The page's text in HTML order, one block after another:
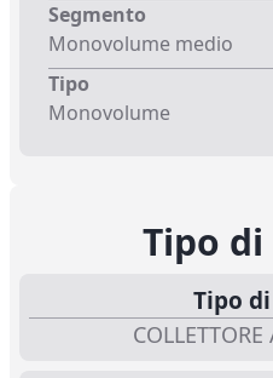
Segmento
Monovolume medio
Tipo
Monovolume
Tipo
Tipo